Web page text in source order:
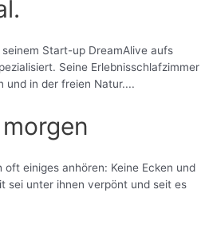
Start-up DreamAlive aufs
Seine Erlebnisschlafzimmer
und in der freien Natur....
einiges anhören: Keine Ecken und
sei unter ihnen verpönt und seit es